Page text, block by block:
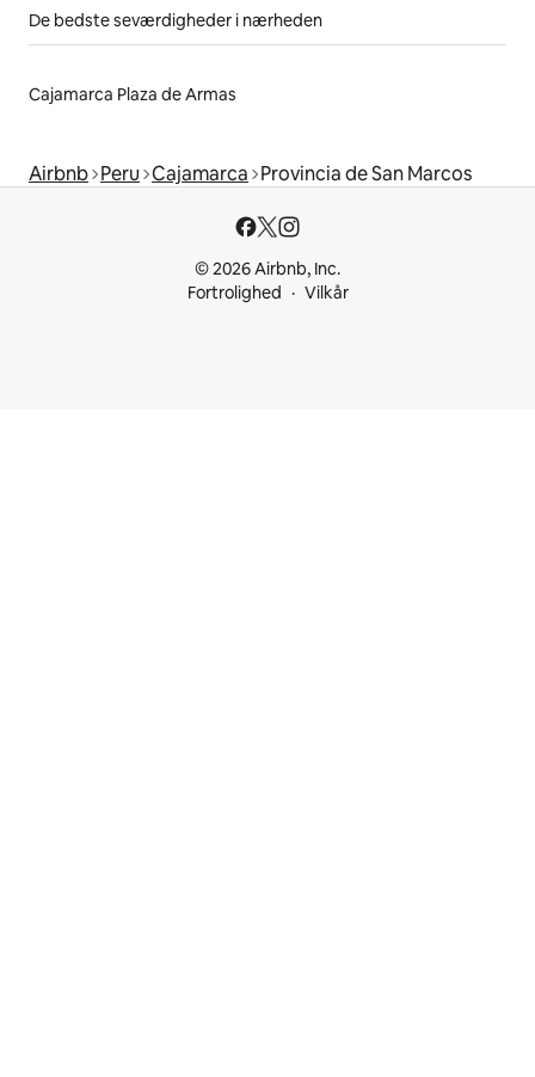
De bedste seværdigheder i nærheden
Cajamarca Plaza de Armas
Airbnb Peru Cajamarca Provincia de San Marcos
© 2026 Airbnb, Inc.
Fortrolighed
Vilkår